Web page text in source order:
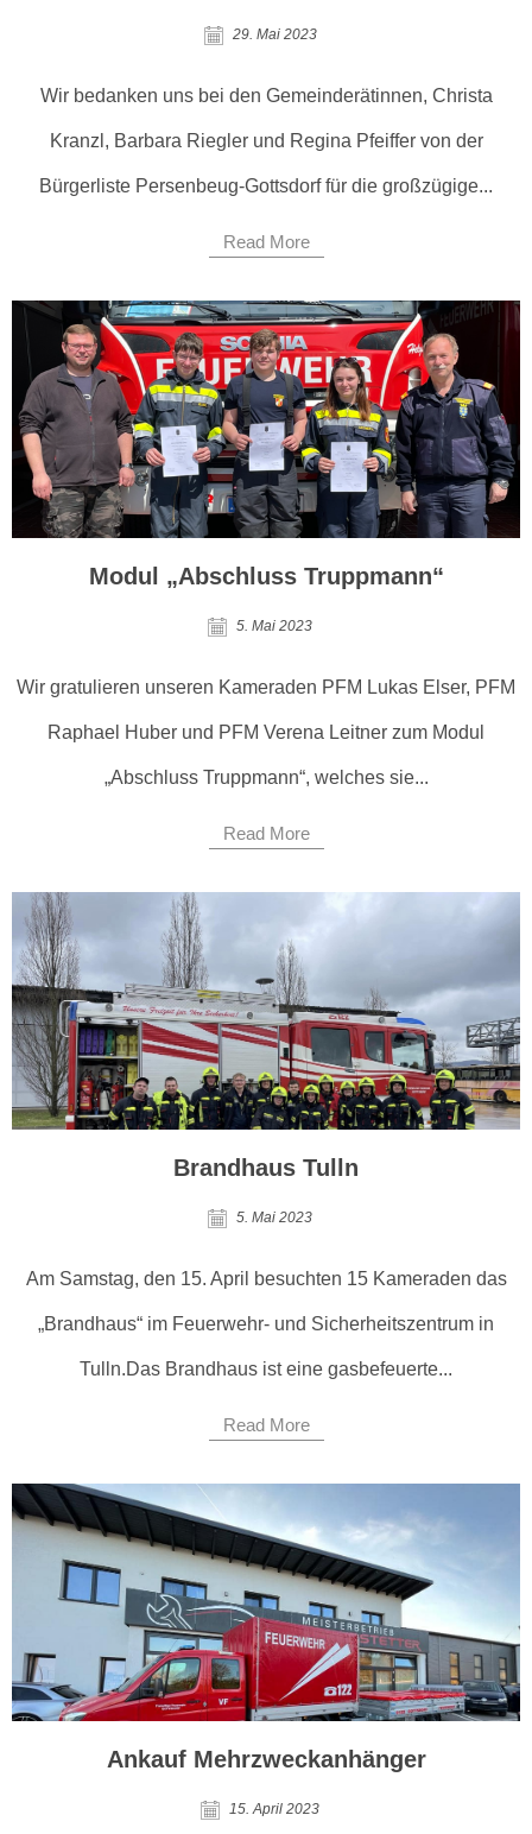
29. Mai 2023
Wir bedanken uns bei den Gemeinderätinnen, Christa
Kranzl, Barbara Riegler und Regina Pfeiffer von der
Bürgerliste Persenbeug-Gottsdorf für die großzügige...
Read More
Modul „Abschluss Truppmann“
5. Mai 2023
Wir gratulieren unseren Kameraden PFM Lukas Elser, PFM
Raphael Huber und PFM Verena Leitner zum Modul
„Abschluss Truppmann“, welches sie...
Read More
Brandhaus Tulln
5. Mai 2023
Am Samstag, den 15. April besuchten 15 Kameraden das
„Brandhaus“ im Feuerwehr- und Sicherheitszentrum in
Tulln.Das Brandhaus ist eine gasbefeuerte...
Read More
Ankauf Mehrzweckanhänger
15. April 2023